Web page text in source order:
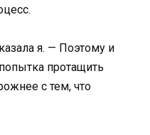
я. — Поэтому и
протащить
с тем, что